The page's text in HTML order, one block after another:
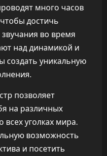
много часов
достичь
во время
над динамикой и
создать уникальную
позволяет
на различных
уголках мира.
возможность
и посетить